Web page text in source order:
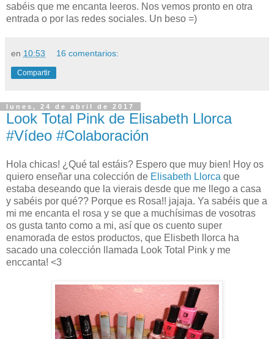
sabéis que me encanta leeros. Nos vemos pronto en otra
entrada o por las redes sociales. Un beso =)
en 10:53 16 comentarios:
Compartir
lunes, 24 de abril de 2017
Look Total Pink de Elisabeth Llorca
#Vídeo #Colaboración
Hola chicas! ¿Qué tal estáis? Espero que muy bien! Hoy os
quiero enseñar una colección de Elisabeth Llorca que
estaba deseando que la vierais desde que me llego a casa
y sabéis por qué?? Porque es Rosa!! jajaja. Ya sabéis que a
mi me encanta el rosa y se que a muchísimas de vosotras
os gusta tanto como a mi, así que os cuento super
enamorada de estos productos, que Elisbeth llorca ha
sacado una colección llamada Look Total Pink y me
enccanta! <3